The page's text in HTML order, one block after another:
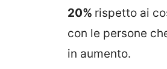
20% rispetto ai
con le persone
in aumento.